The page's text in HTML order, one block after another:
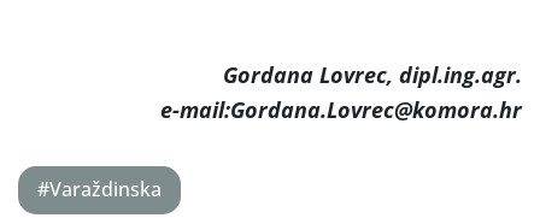
Gordana Lovrec, dipl.ing.agr.
e-mail:Gordana.Lovrec@komora.hr
#Varaždinska